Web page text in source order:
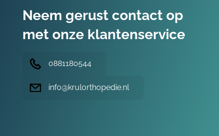
Neem gerust contact op
met onze klantenservice
0881180544
info@krulorthopedie.nl